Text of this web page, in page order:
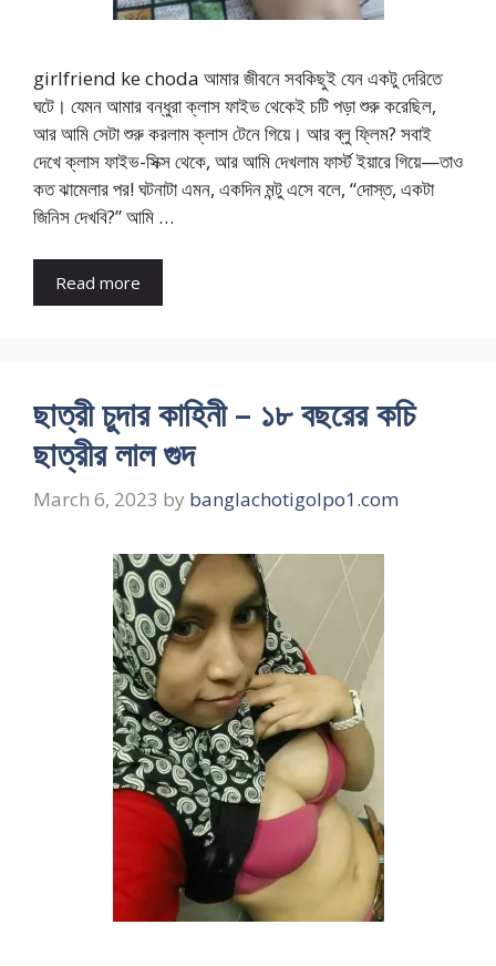
girlfriend ke choda আমার জীবনে সবকিছুই যেন একটু দেরিতে
ঘটে। যেমন আমার বন্ধুরা ক্লাস ফাইভ থেকেই চটি পড়া শুরু করেছিল,
আর আমি সেটা শুরু করলাম ক্লাস টেনে গিয়ে। আর ব্লু ফ্লিম? সবাই
দেখে ক্লাস ফাইভ-সিক্স থেকে, আর আমি দেখলাম ফার্স্ট ইয়ারে গিয়ে—তাও
কত ঝামেলার পর! ঘটনাটা এমন, একদিন মন্টু এসে বলে, “দোস্ত, একটা
জিনিস দেখবি?” আমি …
Read more
ছাত্রী চুদার কাহিনী – ১৮ বছরের কচি
ছাত্রীর লাল গুদ
March 6, 2023 by banglachotigolpo1.com